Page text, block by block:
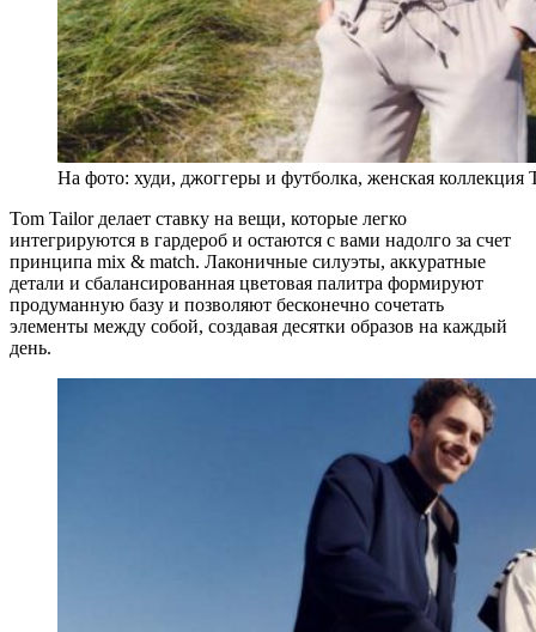
На фото: худи, джоггеры и футболка, женская коллекция
Tom Tailor делает ставку на вещи, которые легко
интегрируются в гардероб и остаются с вами надолго за счет
принципа mix & match. Лаконичные силуэты, аккуратные
детали и сбалансированная цветовая палитра формируют
продуманную базу и позволяют бесконечно сочетать
элементы между собой, создавая десятки образов на каждый
день.